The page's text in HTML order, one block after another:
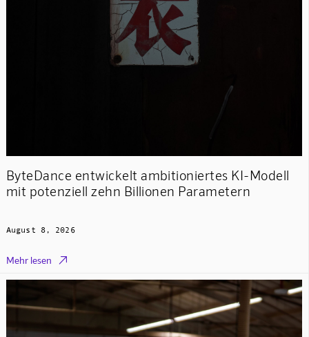
ByteDance entwickelt ambitioniertes KI-Modell
mit potenziell zehn Billionen Parametern
August 8, 2026
Mehr lesen 